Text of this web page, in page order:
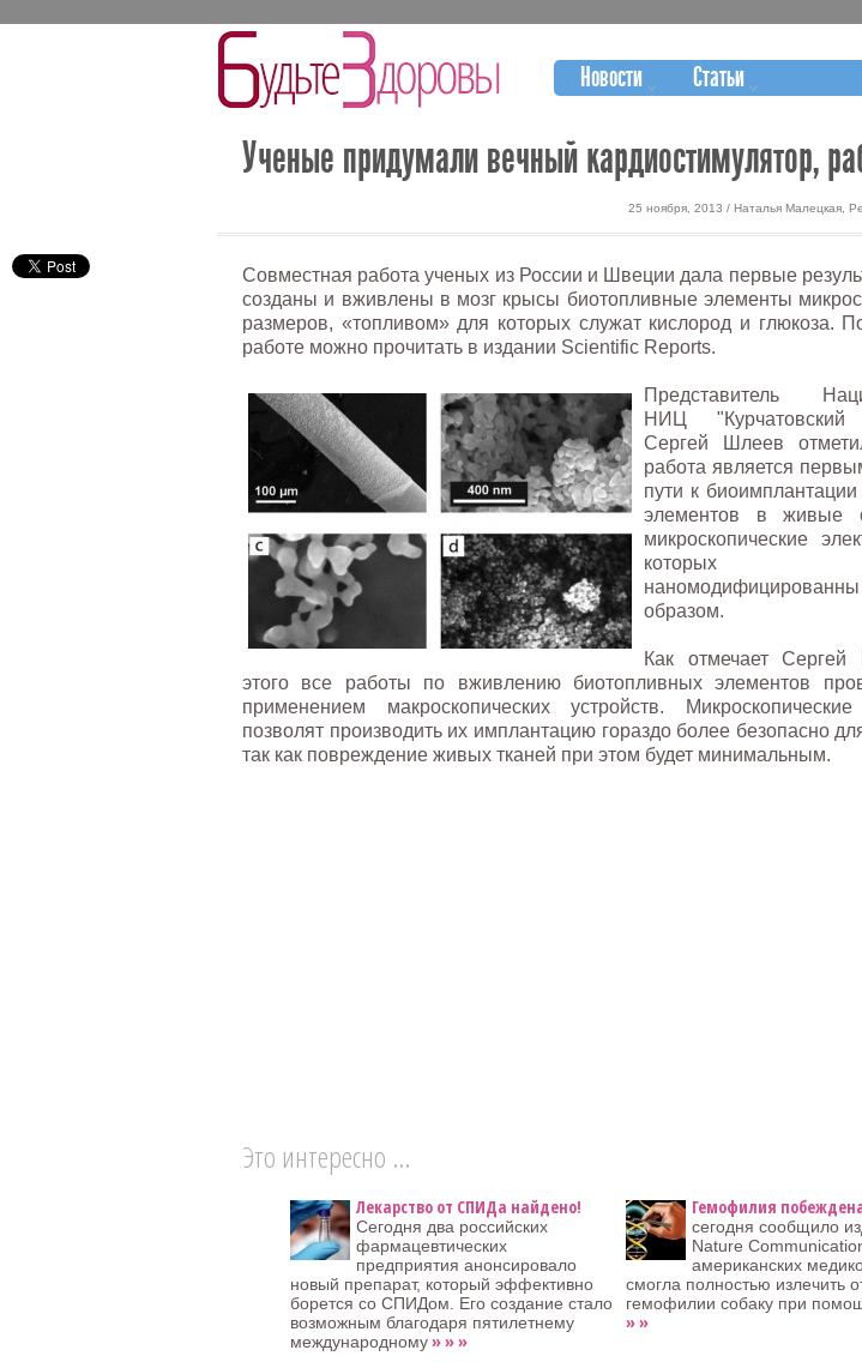
Новости Статьи
Ученые придумали вечный кардиостимулятор,
25 ноября, 2013 / Наталья Малецкая,
Совместная работа ученых из России и Швеции дала первые
созданы и вживлены в мозг крысы биотопливные элементы
размеров, «топливом» для которых служат кислород и глюкоза.
работе можно прочитать в издании Scientific Reports.
Представитель
НИЦ "Курчатовский
Сергей Шлеев
работа является
пути к
элементов в живые
микроскопические
которых
образом.
Как отмечает
этого все работы по вживлению биотопливных элементов
применением макроскопических устройств.
позволят производить их имплантацию гораздо более безопасно
так как повреждение живых тканей при этом будет минимальным.
Это интересно ...
Лекарство от СПИДа найдено!
Сегодня два российских
фармацевтических
предприятия анонсировало
новый препарат, который эффективно
борется со СПИДом. Его создание стало
возможным благодаря пятилетнему
международному» » »
Гемофилия
сегодня сообщило
Nature
американских
смогла полностью излечить
гемофилии собаку при
» »